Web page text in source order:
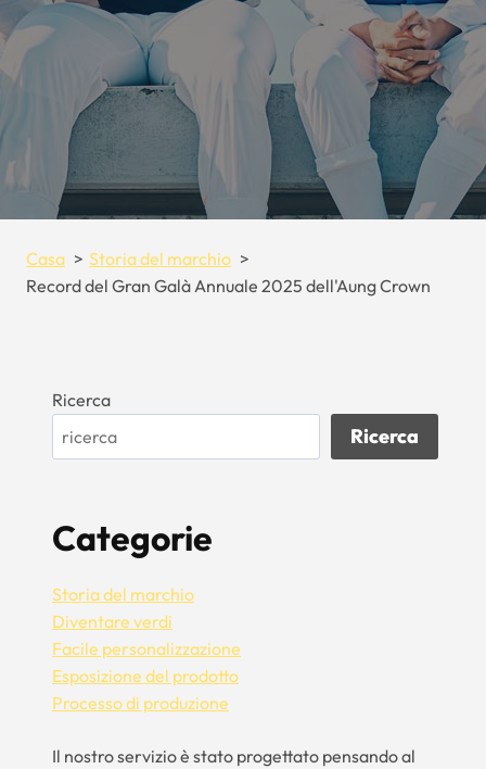
Casa
Storia del marchio
Record del Gran Galà Annuale 2025 dell'Aung Crown
Ricerca
Ricerca
Categorie
Storia del marchio
Diventare verdi
Facile personalizzazione
Esposizione del prodotto
Processo di produzione
Il nostro servizio è stato progettato pensando al